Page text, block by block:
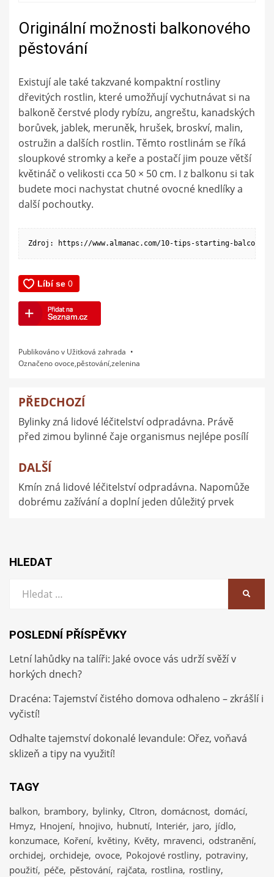
Originální možnosti balkonového
pěstování
Existují ale také takzvané kompaktní rostliny
dřevitých rostlin, které umožňují vychutnávat si na
balkoně čerstvé plody rybízu, angreštu, kanadských
borůvek, jablek, meruněk, hrušek, broskví, malin,
ostružin a dalších rostlin. Těmto rostlinám se říká
sloupkové stromky a keře a postačí jim pouze větší
květináč o velikosti cca 50 × 50 cm. I z balkonu si tak
budete moci nachystat chutné ovocné knedlíky a
další pochoutky.
Zdroj: https://www.almanac.com/10-tips-starting-balcony-
Publikováno v Užitková zahrada
Označenoovoce,pěstování,zelenina
Navigace
pro
příspěvek
PŘEDCHOZÍ
Bylinky zná lidové léčitelství odpradávna. Právě
před zimou bylinné čaje organismus nejlépe posílí
DALŠÍ
Kmín zná lidové léčitelství odpradávna. Napomůže
dobrému zažívání a doplní jeden důležitý prvek
HLEDAT
POSLEDNÍ PŘÍSPĚVKY
Letní lahůdky na talíři: Jaké ovoce vás udrží svěží v
horkých dnech?
Dracéna: Tajemství čistého domova odhaleno – zkrášlí i
vyčistí!
Odhalte tajemství dokonalé levandule: Ořez, voňavá
sklizeň a tipy na využití!
TAGY
balkon brambory bylinky CItron domácnost domácí
Hmyz Hnojení hnojivo hubnutí Interiér jaro jídlo
konzumace Koření květiny Květy mravenci odstranění
orchidej orchideje ovoce Pokojové rostliny potraviny
použití péče pěstování rajčata rostlina rostliny